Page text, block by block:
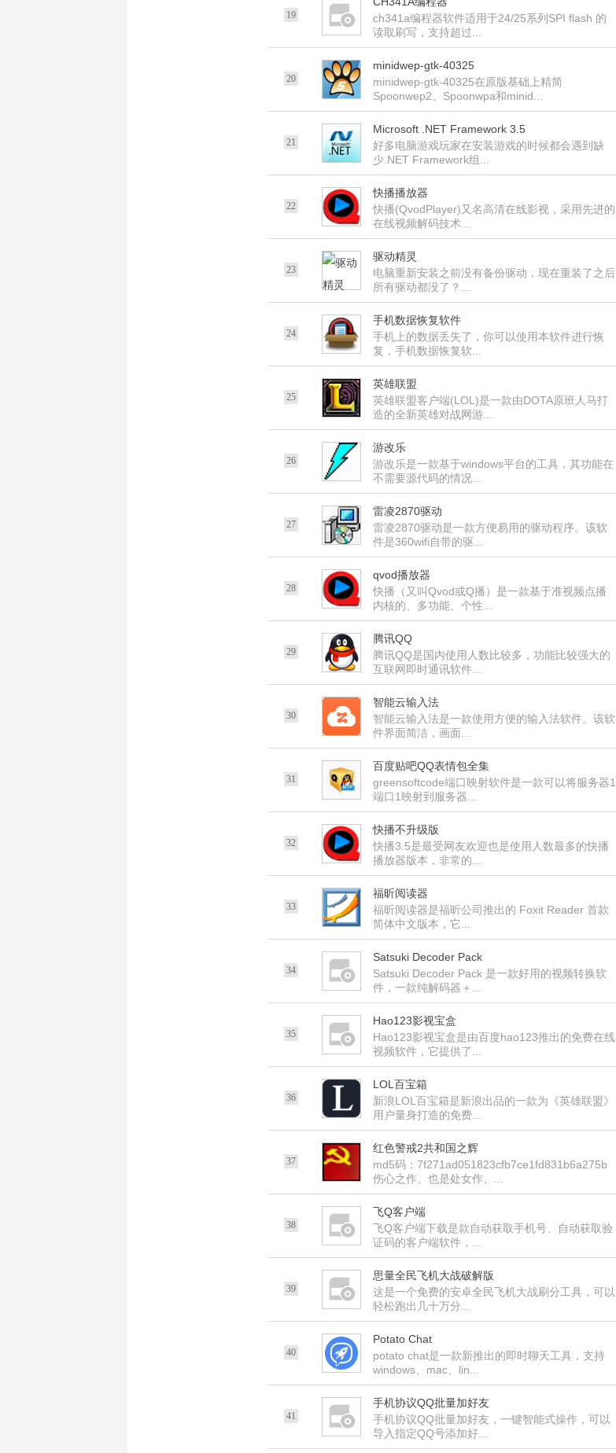
19
ch341a编程器软件适用于24/25系列SPI flash 的
读取刷写，支持超过...
20
minidwep-gtk-40325
minidwep-gtk-40325在原版基础上精简
Spoonwep2、Spoonwpa和minid...
21
Microsoft .NET Framework 3.5
好多电脑游戏玩家在安装游戏的时候都会遇到缺
少.NET Framework组...
22
快播播放器
快播(QvodPlayer)又名高清在线影视，采用先进的
在线视频解码技术...
23
驱动精灵
电脑重新安装之前没有备份驱动，现在重装了之后
所有驱动都没了？...
24
手机数据恢复软件
手机上的数据丢失了，你可以使用本软件进行恢
复，手机数据恢复软...
25
英雄联盟
英雄联盟客户端(LOL)是一款由DOTA原班人马打
造的全新英雄对战网游...
26
游改乐
游改乐是一款基于windows平台的工具，其功能在
不需要源代码的情况...
27
雷凌2870驱动
雷凌2870驱动是一款方便易用的驱动程序。该软
件是360wifi自带的驱...
28
qvod播放器
快播（又叫Qvod或Q播）是一款基于准视频点播
内核的、多功能、个性...
29
腾讯QQ
腾讯QQ是国内使用人数比较多，功能比较强大的
互联网即时通讯软件...
30
智能云输入法
智能云输入法是一款使用方便的输入法软件。该软
件界面简洁，画面...
31
百度贴吧QQ表情包全集
greensoftcode端口映射软件是一款可以将服务器1
端口1映射到服务器...
32
快播不升级版
快播3.5是最受网友欢迎也是使用人数最多的快播
播放器版本，非常的...
33
福昕阅读器
福昕阅读器是福昕公司推出的 Foxit Reader 首款
简体中文版本，它...
34
Satsuki Decoder Pack
Satsuki Decoder Pack 是一款好用的视频转换软
件，一款纯解码器＋...
35
Hao123影视宝盒
Hao123影视宝盒是由百度hao123推出的免费在线
视频软件，它提供了...
36
LOL百宝箱
新浪LOL百宝箱是新浪出品的一款为《英雄联盟》
用户量身打造的免费...
37
红色警戒2共和国之辉
md5码：7f271ad051823cfb7ce1fd831b6a275b
伤心之作、也是处女作、...
38
飞Q客户端
飞Q客户端下载是款自动获取手机号、自动获取验
证码的客户端软件，...
39
思量全民飞机大战破解版
这是一个免费的安卓全民飞机大战刷分工具，可以
轻松跑出几十万分...
40
Potato Chat
potato chat是一款新推出的即时聊天工具，支持
windows、mac、lin...
41
手机协议QQ批量加好友
手机协议QQ批量加好友，一键智能式操作，可以
导入指定QQ号添加好...